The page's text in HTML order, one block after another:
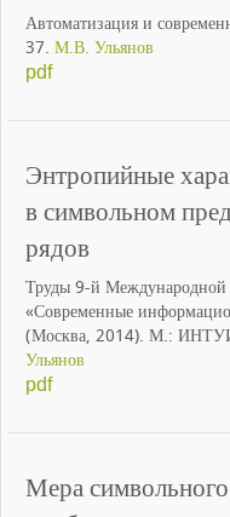
Автоматизация и
37. М.В. Ульянов
pdf
Энтропийные
в символьном
рядов
Труды 9-й Международной
«Современные
(Москва, 2014). М.:
Ульянов
pdf
Мера